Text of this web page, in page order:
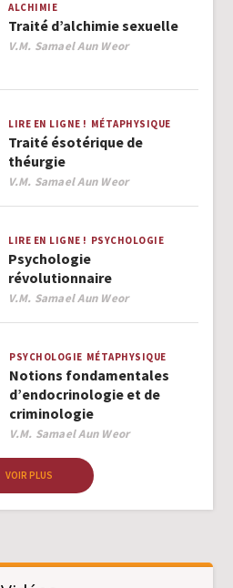
ALCHIMIE
Traité d’alchimie sexuelle
Author
V.M. Samael Aun Weor
LIRE EN LIGNE ! MÉTAPHYSIQUE
Traité ésotérique de
théurgie
Author
V.M. Samael Aun Weor
LIRE EN LIGNE ! PSYCHOLOGIE
Psychologie
révolutionnaire
Author
V.M. Samael Aun Weor
PSYCHOLOGIE MÉTAPHYSIQUE
Notions fondamentales
d’endocrinologie et de
criminologie
Author
V.M. Samael Aun Weor
VOIR PLUS